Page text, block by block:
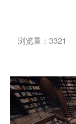
浏览量：3321